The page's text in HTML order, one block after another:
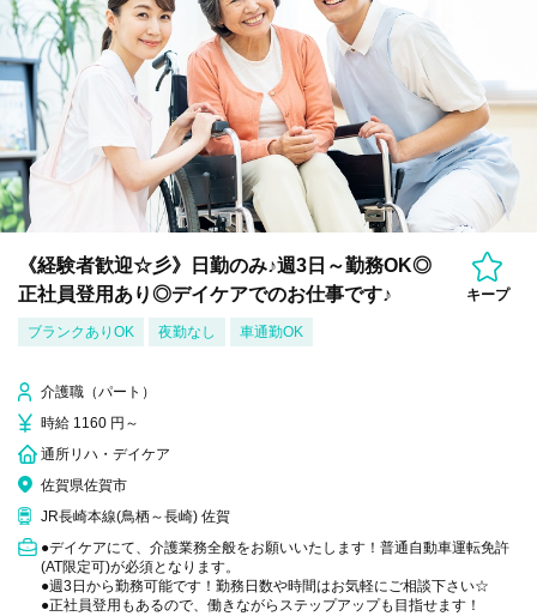
《経験者歓迎☆彡》日勤のみ♪週3日～勤務OK◎
正社員登用あり◎デイケアでのお仕事です♪
キープ
ブランクありOK 夜勤なし 車通勤OK
介護職（パート）
時給 1160 円～
通所リハ・デイケア
佐賀県佐賀市
JR長崎本線(鳥栖～長崎) 佐賀
●デイケアにて、介護業務全般をお願いいたします！普通自動車運転免許
(AT限定可)が必須となります。
●週3日から勤務可能です！勤務日数や時間はお気軽にご相談下さい☆
●正社員登用もあるので、働きながらステップアップも目指せます！